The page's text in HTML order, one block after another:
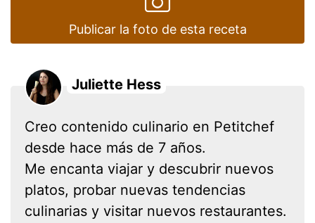
Publicar la foto de esta receta
Juliette Hess
Creo contenido culinario en Petitchef
desde hace más de 7 años.
Me encanta viajar y descubrir nuevos
platos, probar nuevas tendencias
culinarias y visitar nuevos restaurantes.